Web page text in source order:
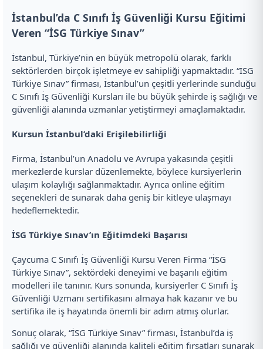
İstanbul’da C Sınıfı İş Güvenliği Kursu Eğitimi
Veren “İSG Türkiye Sınav”
İstanbul, Türkiye’nin en büyük metropolü olarak, farklı
sektörlerden birçok işletmeye ev sahipliği yapmaktadır. “İSG
Türkiye Sınav” firması, İstanbul’un çeşitli yerlerinde sunduğu
C Sınıfı İş Güvenliği Kursları ile bu büyük şehirde iş sağlığı ve
güvenliği alanında uzmanlar yetiştirmeyi amaçlamaktadır.
Kursun İstanbul’daki Erişilebilirliği
Firma, İstanbul’un Anadolu ve Avrupa yakasında çeşitli
merkezlerde kurslar düzenlemekte, böylece kursiyerlerin
ulaşım kolaylığı sağlanmaktadır. Ayrıca online eğitim
seçenekleri de sunarak daha geniş bir kitleye ulaşmayı
hedeflemektedir.
İSG Türkiye Sınav’ın Eğitimdeki Başarısı
Çaycuma C Sınıfı İş Güvenliği Kursu Veren Firma “İSG
Türkiye Sınav”, sektördeki deneyimi ve başarılı eğitim
modelleri ile tanınır. Kurs sonunda, kursiyerler C Sınıfı İş
Güvenliği Uzmanı sertifikasını almaya hak kazanır ve bu
sertifika ile iş hayatında önemli bir adım atmış olurlar.
Sonuç olarak, “İSG Türkiye Sınav” firması, İstanbul’da iş
sağlığı ve güvenliği alanında kaliteli eğitim fırsatları sunarak